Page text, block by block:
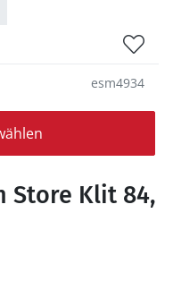
esm4934
Store Klit 84,